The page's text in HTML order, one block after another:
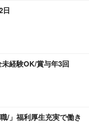
日
経験OK/賞与年3回
/」福利厚生充実で働き